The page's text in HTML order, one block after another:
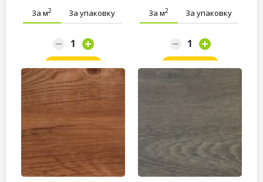
За м2 За упаковку За м2 За упаковку